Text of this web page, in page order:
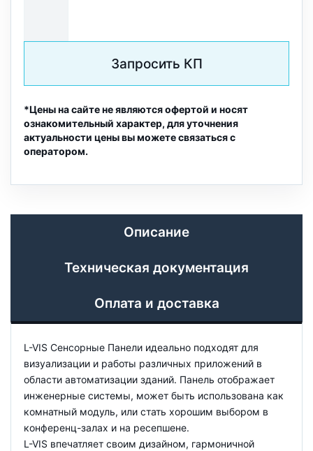
Запросить КП
*Цены на сайте не являются офертой и носят
ознакомительный характер, для уточнения
актуальности цены вы можете связаться с
оператором.
Описание
Техническая документация
Оплата и доставка
L-VIS Сенсорные Панели идеально подходят для
визуализации и работы различных приложений в
области автоматизации зданий. Панель отображает
инженерные системы, может быть использована как
комнатный модуль, или стать хорошим выбором в
конференц-залах и на ресепшене.
L-VIS впечатляет своим дизайном, гармоничной